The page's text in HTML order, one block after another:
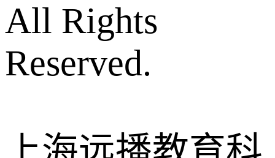
All Rights
Reserved.